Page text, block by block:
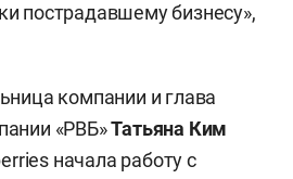
пострадавшему бизнесу»,
компании и глава
«РВБ»Татьяна Ким
начала работу с